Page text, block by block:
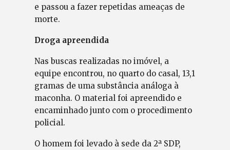
e passou a fazer repetidas ameaças de
morte.
Droga apreendida
Nas buscas realizadas no imóvel, a
equipe encontrou, no quarto do casal, 13,1
gramas de uma substância análoga à
maconha. O material foi apreendido e
encaminhado junto com o procedimento
policial.
O homem foi levado à sede da 2ª SDP,